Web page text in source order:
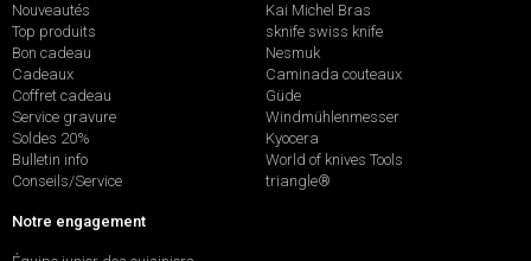
Nouveautés
Top produits
Bon cadeau
Cadeaux
Coffret cadeau
Service gravure
Soldes 20%
Bulletin info
Conseils/Service
Kai Michel Bras
sknife swiss knife
Nesmuk
Caminada couteaux
Güde
Windmühlenmesser
Kyocera
World of knives Tools
triangle®
Notre engagement